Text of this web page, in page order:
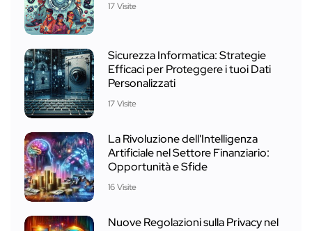
17 Visite
Sicurezza Informatica: Strategie
Efficaci per Proteggere i tuoi Dati
Personalizzati
17 Visite
La Rivoluzione dell'Intelligenza
Artificiale nel Settore Finanziario:
Opportunità e Sfide
16 Visite
Nuove Regolazioni sulla Privacy nel